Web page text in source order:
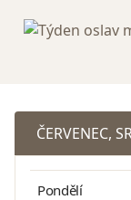
ČERVENEC,
Pondělí